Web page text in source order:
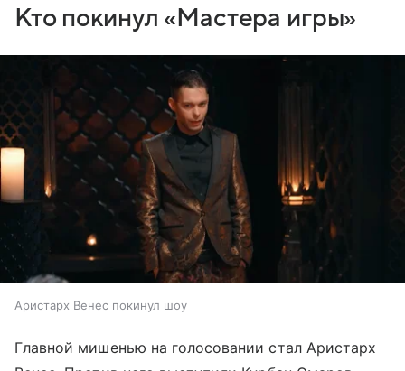
Кто покинул «Мастера игры»
Аристарх Венес покинул шоу
Главной мишенью на голосовании стал Аристарх